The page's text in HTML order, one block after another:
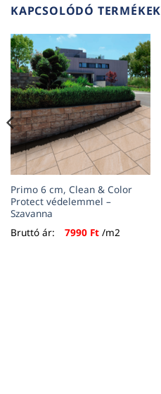
KAPCSOLÓDÓ TERMÉKEK
Primo 6 cm, Clean & Color
Protect védelemmel –
Szavanna
Bruttó ár:
7990 Ft/m2